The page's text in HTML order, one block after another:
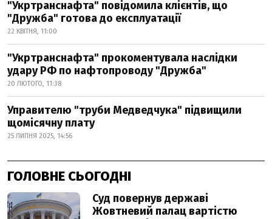
"Укртранснафта" повідомила клієнтів, що
"Дружба" готова до експлуатації
22 КВІТНЯ, 11:00
"Укртранснафта" прокоментувала наслідки
удару РФ по нафтопроводу "Дружба"
20 ЛЮТОГО, 11:38
Управителю "труби Медведчука" підвищили
щомісячну плату
25 ЛИПНЯ 2025, 14:56
ГОЛОВНЕ СЬОГОДНІ
Суд повернув державі
Жовтневий палац вартістю